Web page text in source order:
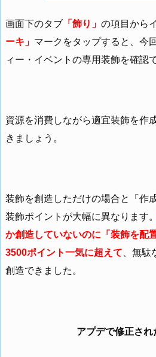
画面下のタブ 「飾り」 の項目から
ーキ」 マークをタップすると、今
ィー・イベントの専用装飾を確認
資源を消費しながら適宜装飾を作
きましょう。
装飾を創造しただけの場合と「作
装飾ポイントが大幅に異なります。
か創造していないのに「装飾を配
3500ポイント一気に超えて、無駄
創造できました。
アプデで修正され